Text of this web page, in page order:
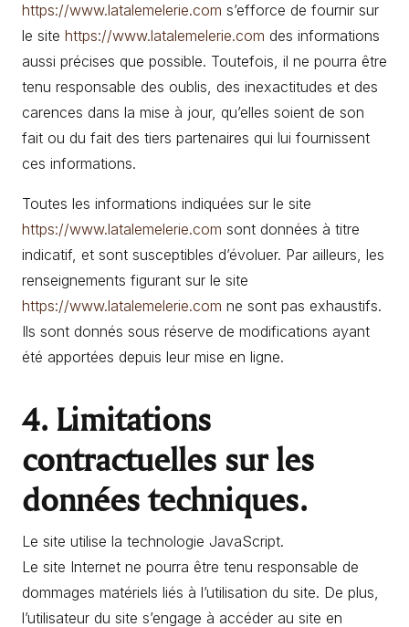
https://www.latalemelerie.com s’efforce de fournir sur
le site https://www.latalemelerie.com des informations
aussi précises que possible. Toutefois, il ne pourra être
tenu responsable des oublis, des inexactitudes et des
carences dans la mise à jour, qu’elles soient de son
fait ou du fait des tiers partenaires qui lui fournissent
ces informations.
Toutes les informations indiquées sur le site
https://www.latalemelerie.com sont données à titre
indicatif, et sont susceptibles d’évoluer. Par ailleurs, les
renseignements figurant sur le site
https://www.latalemelerie.com ne sont pas exhaustifs.
Ils sont donnés sous réserve de modifications ayant
été apportées depuis leur mise en ligne.
4. Limitations
contractuelles sur les
données techniques.
Le site utilise la technologie JavaScript.
Le site Internet ne pourra être tenu responsable de
dommages matériels liés à l’utilisation du site. De plus,
l’utilisateur du site s’engage à accéder au site en